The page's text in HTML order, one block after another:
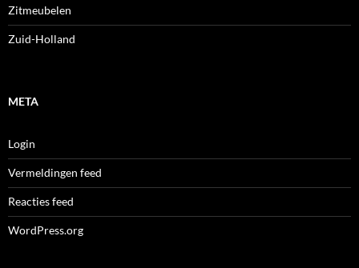
Zitmeubelen
Zuid-Holland
META
Login
Vermeldingen feed
Reacties feed
WordPress.org